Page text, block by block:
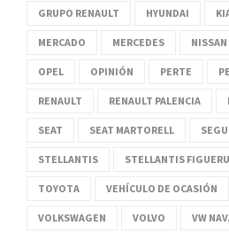
GRUPO RENAULT HYUNDAI
MERCADO MERCEDES NISSAN
OPEL OPINIÓN PERTE
RENAULT RENAULT PALENCIA
SEAT SEAT MARTORELL
STELLANTIS STELLANTIS
TOYOTA VEHÍCULO DE OCASIÓN
VOLKSWAGEN VOLVO VW